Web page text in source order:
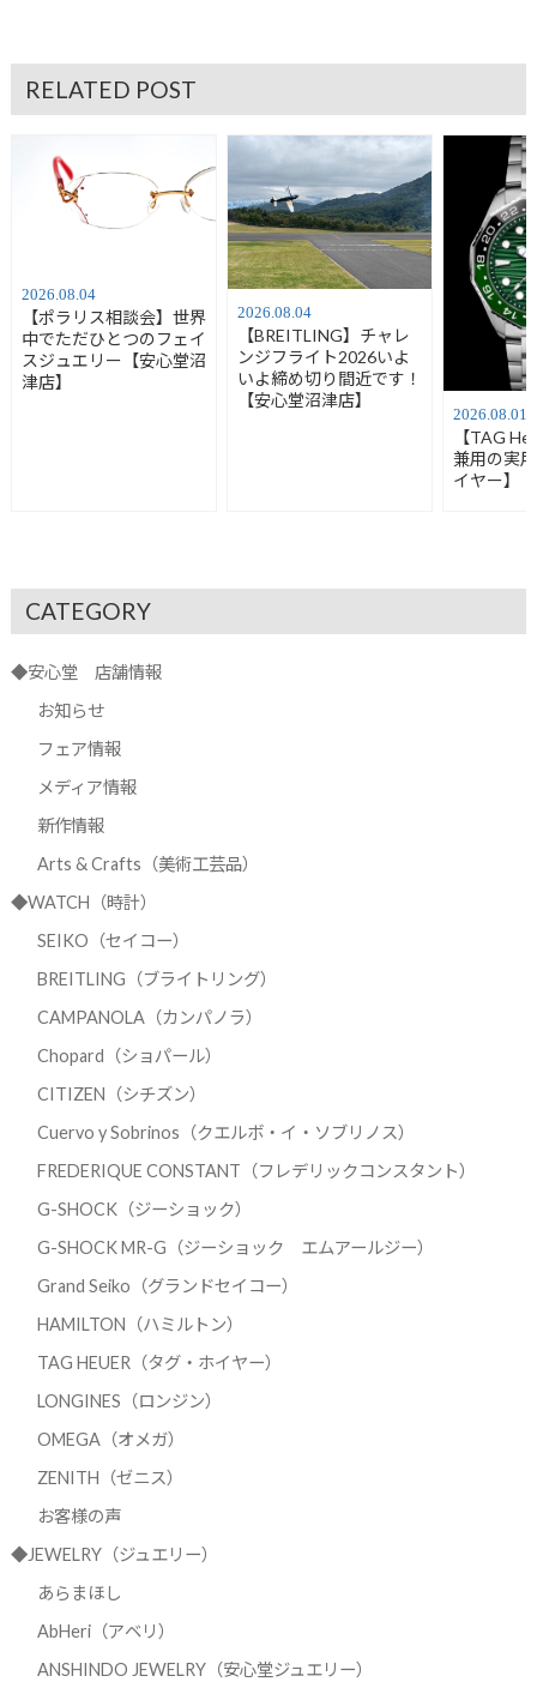
RELATED POST
2026.08.04
【ポラリス相談会】世界
中でただひとつのフェイ
スジュエリー【安心堂沼
津店】
2026.08.04
【BREITLING】チャレ
ンジフライト2026いよ
いよ締め切り間近です！
【安心堂沼津店】
2026.08.01
【TAG
兼用の実
イヤー】
CATEGORY
◆安心堂 店舗情報
お知らせ
フェア情報
メディア情報
新作情報
Arts & Crafts（美術工芸品）
◆WATCH（時計）
SEIKO（セイコー）
BREITLING（ブライトリング）
CAMPANOLA（カンパノラ）
Chopard（ショパール）
CITIZEN（シチズン）
Cuervo y Sobrinos（クエルボ・イ・ソブリノス）
FREDERIQUE CONSTANT（フレデリックコンスタント）
G-SHOCK（ジーショック）
G-SHOCK MR-G（ジーショック エムアールジー）
Grand Seiko（グランドセイコー）
HAMILTON（ハミルトン）
TAG HEUER（タグ・ホイヤー）
LONGINES（ロンジン）
OMEGA（オメガ）
ZENITH（ゼニス）
お客様の声
◆JEWELRY（ジュエリー）
あらまほし
AbHeri（アベリ）
ANSHINDO JEWELRY（安心堂ジュエリー）